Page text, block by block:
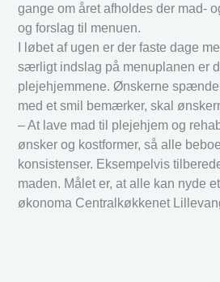
gange om året afholdes der mad-
og forslag til menuen.
I løbet af ugen er der faste dage
særligt indslag på menuplanen er
plejehjemmene. Ønskerne
med et smil bemærker, skal
– At lave mad til plejehjem og
ønsker og kostformer, så alle
konsistenser. Eksempelvis
maden. Målet er, at alle kan nyde
økonoma Centralkøkkenet